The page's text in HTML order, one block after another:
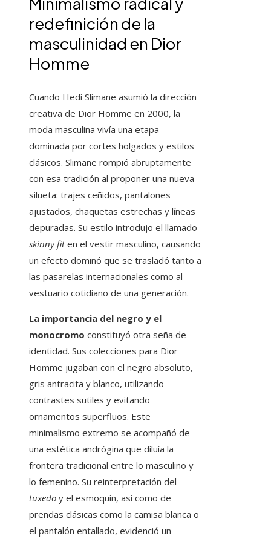
redefinición de la
masculinidad en Dior
Homme
Cuando Hedi Slimane asumió la dirección
creativa de Dior Homme en 2000, la
moda masculina vivía una etapa
dominada por cortes holgados y estilos
clásicos. Slimane rompió abruptamente
con esa tradición al proponer una nueva
silueta: trajes ceñidos, pantalones
ajustados, chaquetas estrechas y líneas
depuradas. Su estilo introdujo el llamado
skinny fiten el vestir masculino, causando
un efecto dominó que se trasladó tanto a
las pasarelas internacionales como al
vestuario cotidiano de una generación.
La importancia del negro y el
monocromo constituyó otra seña de
identidad. Sus colecciones para Dior
Homme jugaban con el negro absoluto,
gris antracita y blanco, utilizando
contrastes sutiles y evitando
ornamentos superfluos. Este
minimalismo extremo se acompañó de
una estética andrógina que diluía la
frontera tradicional entre lo masculino y
lo femenino. Su reinterpretación del
tuxedo y el esmoquin, así como de
prendas clásicas como la camisa blanca o
el pantalón entallado, evidenció un